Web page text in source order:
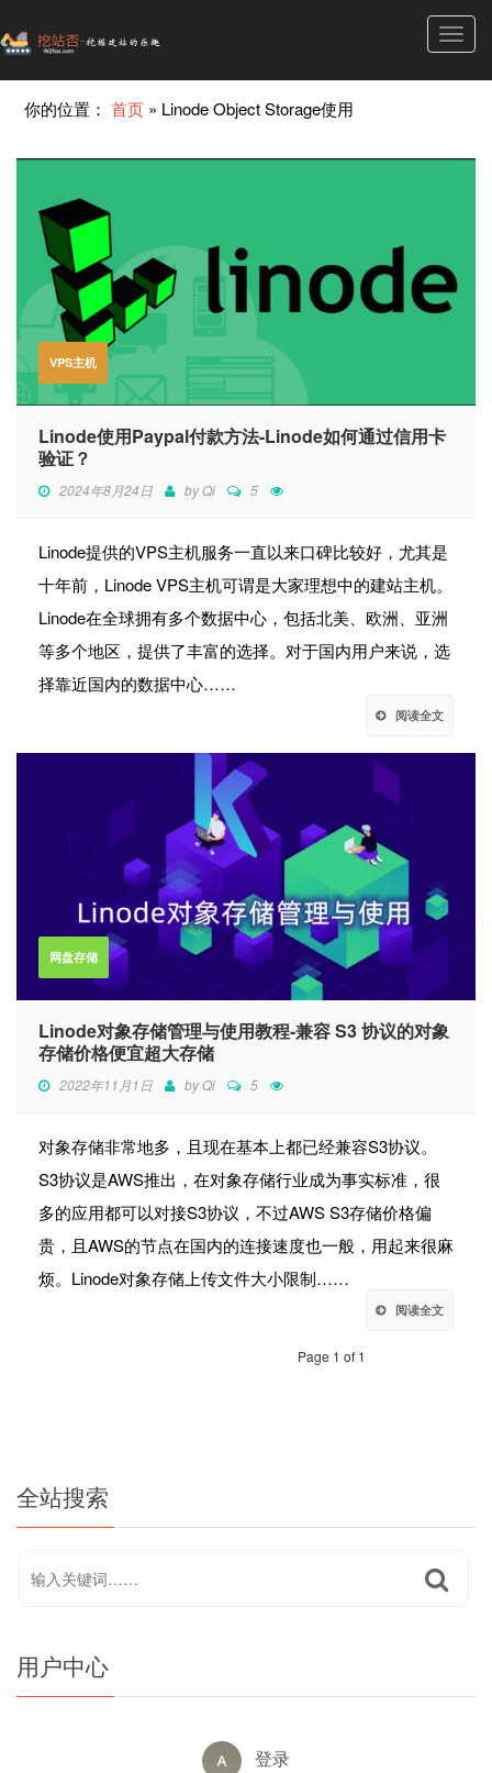
你的位置：首页 » Linode Object Storage使用
VPS主机
Linode使用Paypal付款方法-Linode如何通过信用卡
验证？
2024年8月24日 byQi 5
Linode提供的VPS主机服务一直以来口碑比较好，尤其是
十年前，Linode VPS主机可谓是大家理想中的建站主机。
Linode在全球拥有多个数据中心，包括北美、欧洲、亚洲
等多个地区，提供了丰富的选择。对于国内用户来说，选
择靠近国内的数据中心……
阅读全文
网盘存储
Linode对象存储管理与使用教程-兼容 S3 协议的对象
存储价格便宜超大存储
2022年11月1日 byQi 5
对象存储非常地多，且现在基本上都已经兼容S3协议。
S3协议是AWS推出，在对象存储行业成为事实标准，很
多的应用都可以对接S3协议，不过AWS S3存储价格偏
贵，且AWS的节点在国内的连接速度也一般，用起来很麻
烦。Linode对象存储上传文件大小限制……
阅读全文
Page 1 of 1
全站搜索
用户中心
登录